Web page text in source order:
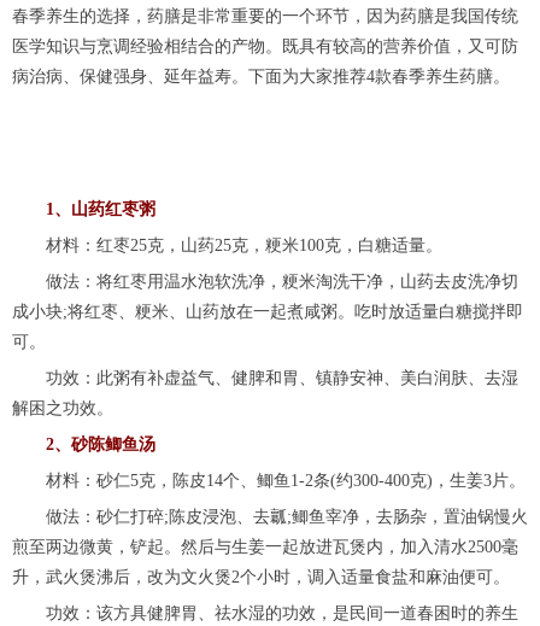
春季养生的选择，药膳是非常重要的一个环节，因为药膳是我国传统
医学知识与烹调经验相结合的产物。既具有较高的营养价值，又可防
病治病、保健强身、延年益寿。下面为大家推荐4款春季养生药膳。
1、山药红枣粥
材料：红枣25克，山药25克，粳米100克，白糖适量。
做法：将红枣用温水泡软洗净，粳米淘洗干净，山药去皮洗净切
成小块;将红枣、粳米、山药放在一起煮咸粥。吃时放适量白糖搅拌即
可。
功效：此粥有补虚益气、健脾和胃、镇静安神、美白润肤、去湿
解困之功效。
2、砂陈鲫鱼汤
材料：砂仁5克，陈皮14个、鲫鱼1-2条(约300-400克)，生姜3片。
做法：砂仁打碎;陈皮浸泡、去瓤;鲫鱼宰净，去肠杂，置油锅慢火
煎至两边微黄，铲起。然后与生姜一起放进瓦煲内，加入清水2500毫
升，武火煲沸后，改为文火煲2个小时，调入适量食盐和麻油便可。
功效：该方具健脾胃、祛水湿的功效，是民间一道春困时的养生